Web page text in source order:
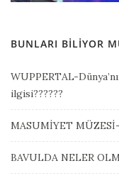
BUNLARI BILIYOR
WUPPERTAL-
ilgisi??????
MASUMİYET
BAVULDA NELER